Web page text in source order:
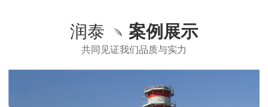
润泰 案例展示
共同见证我们品质与实力